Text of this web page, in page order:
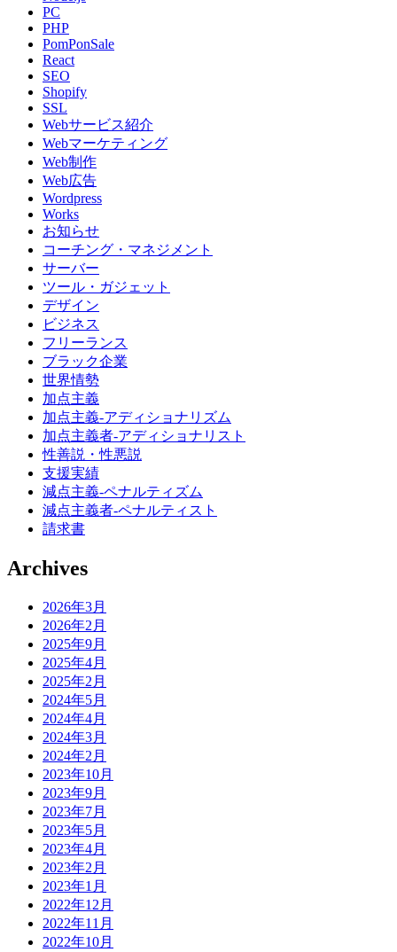
PC
PHP
PomPonSale
React
SEO
Shopify
SSL
Webサービス紹介
Webマーケティング
Web制作
Web広告
Wordpress
Works
お知らせ
コーチング・マネジメント
サーバー
ツール・ガジェット
デザイン
ビジネス
フリーランス
ブラック企業
世界情勢
加点主義
加点主義-アディショナリズム
加点主義者-アディショナリスト
性善説・性悪説
支援実績
減点主義-ペナルティズム
減点主義者-ペナルティスト
請求書
Archives
2026年3月
2026年2月
2025年9月
2025年4月
2025年2月
2024年5月
2024年4月
2024年3月
2024年2月
2023年10月
2023年9月
2023年7月
2023年5月
2023年4月
2023年2月
2023年1月
2022年12月
2022年11月
2022年10月